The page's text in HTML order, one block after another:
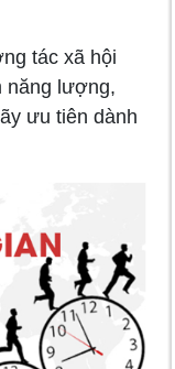
tác xã hội
năng lượng,
ưu tiên dành